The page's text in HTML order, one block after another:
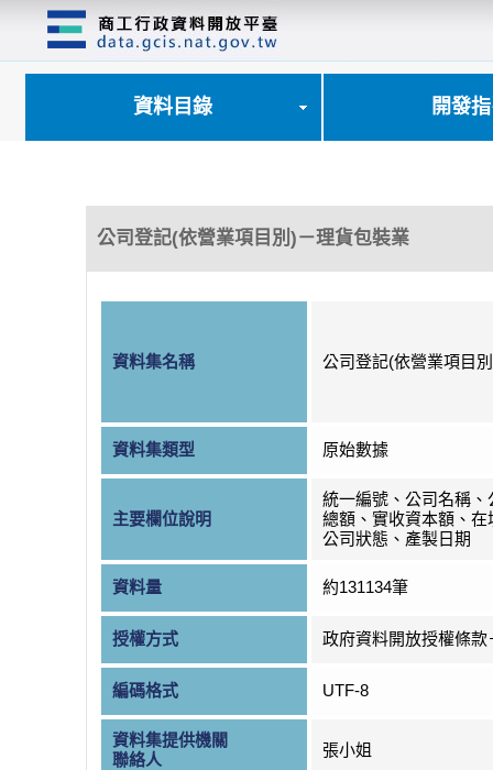
資料目錄 開發
公司登記(依營業項目別)－理貨包裝業
資料集名稱 公司登記(依營業項目
資料集類型 原始數據
主要欄位說明
統一編號、公司名稱、
總額、實收資本額、在
公司狀態、產製日期
資料量 約131134筆
授權方式 政府資料開放授權條款
編碼格式 UTF-8
資料集提供機關
聯絡人
張小姐